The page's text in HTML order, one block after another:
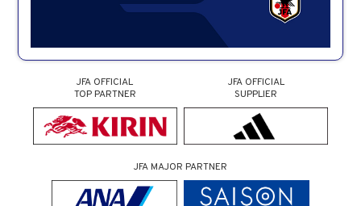
JFA OFFICIAL
TOP PARTNER
JFA OFFICIAL
SUPPLIER
JFA MAJOR PARTNER